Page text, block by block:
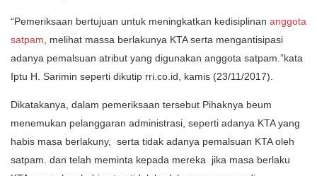
“Pemeriksaan bertujuan untuk meningkatkan kedisiplinan anggota
satpam, melihat massa berlakunya KTA serta mengantisipasi
adanya pemalsuan atribut yang digunakan anggota satpam.”kata
Iptu H. Sarimin seperti dikutip rri.co.id, kamis (23/11/2017).
Dikatakanya, dalam pemeriksaan tersebut Pihaknya beum
menemukan pelanggaran administrasi, seperti adanya KTA yang
habis masa berlakuny, serta tidak adanya pemalsuan KTA oleh
satpam. dan telah meminta kepada mereka jika masa berlaku